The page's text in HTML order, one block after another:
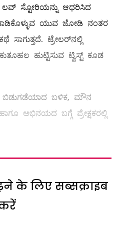
ಸ್ಟೋರಿಯನ್ನು ಆಧರಿಸಿದ
ಯುವ ಜೋಡಿ ನಂತರ
ಸಾಗುತ್ತದೆ. ಟ್ರೇಲರ್‌ನಲ್ಲಿ
ಹುಟ್ಟಿಸುವ ಟ್ವಿಸ್ಟ್ ಕೂಡ
ಬಿಡುಗಡೆಯಾದ ಬಳಿಕ, ಮೌನ
ಅಭಿನಯದ ಬಗ್ಗೆ ಪ್ರೇಕ್ಷಕರಲ್ಲಿ
के लिए सब्सक्राइब